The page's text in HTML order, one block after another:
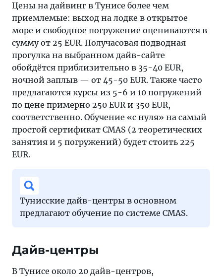
Цены на дайвинг в Тунисе более чем
приемлемые: выход на лодке в открытое
море и свободное погружение оцениваются в
сумму от 25 EUR. Получасовая подводная
прогулка на выбранном дайв-сайте
обойдётся приблизительно в 35-40 EUR,
ночной заплыв — от 45-50 EUR. Также часто
предлагаются курсы из 5-6 и 10 погружений
по цене примерно 250 EUR и 350 EUR,
соответственно. Обучение «с нуля» на самый
простой сертификат CMAS (2 теоретических
занятия и 5 погружений) будет стоить 225
EUR.
Тунисские дайв-центры в основном
предлагают обучение по системе CMAS.
Дайв-центры
В Тунисе около 20 дайв-центров,